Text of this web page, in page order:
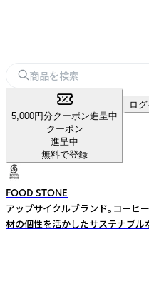
5,000円分クーポン進呈中
クーポン
進呈中
無料で登録
ロ
FOOD STONE
アップサイクルブランド。コーヒ
材の個性を活かしたサステナブル